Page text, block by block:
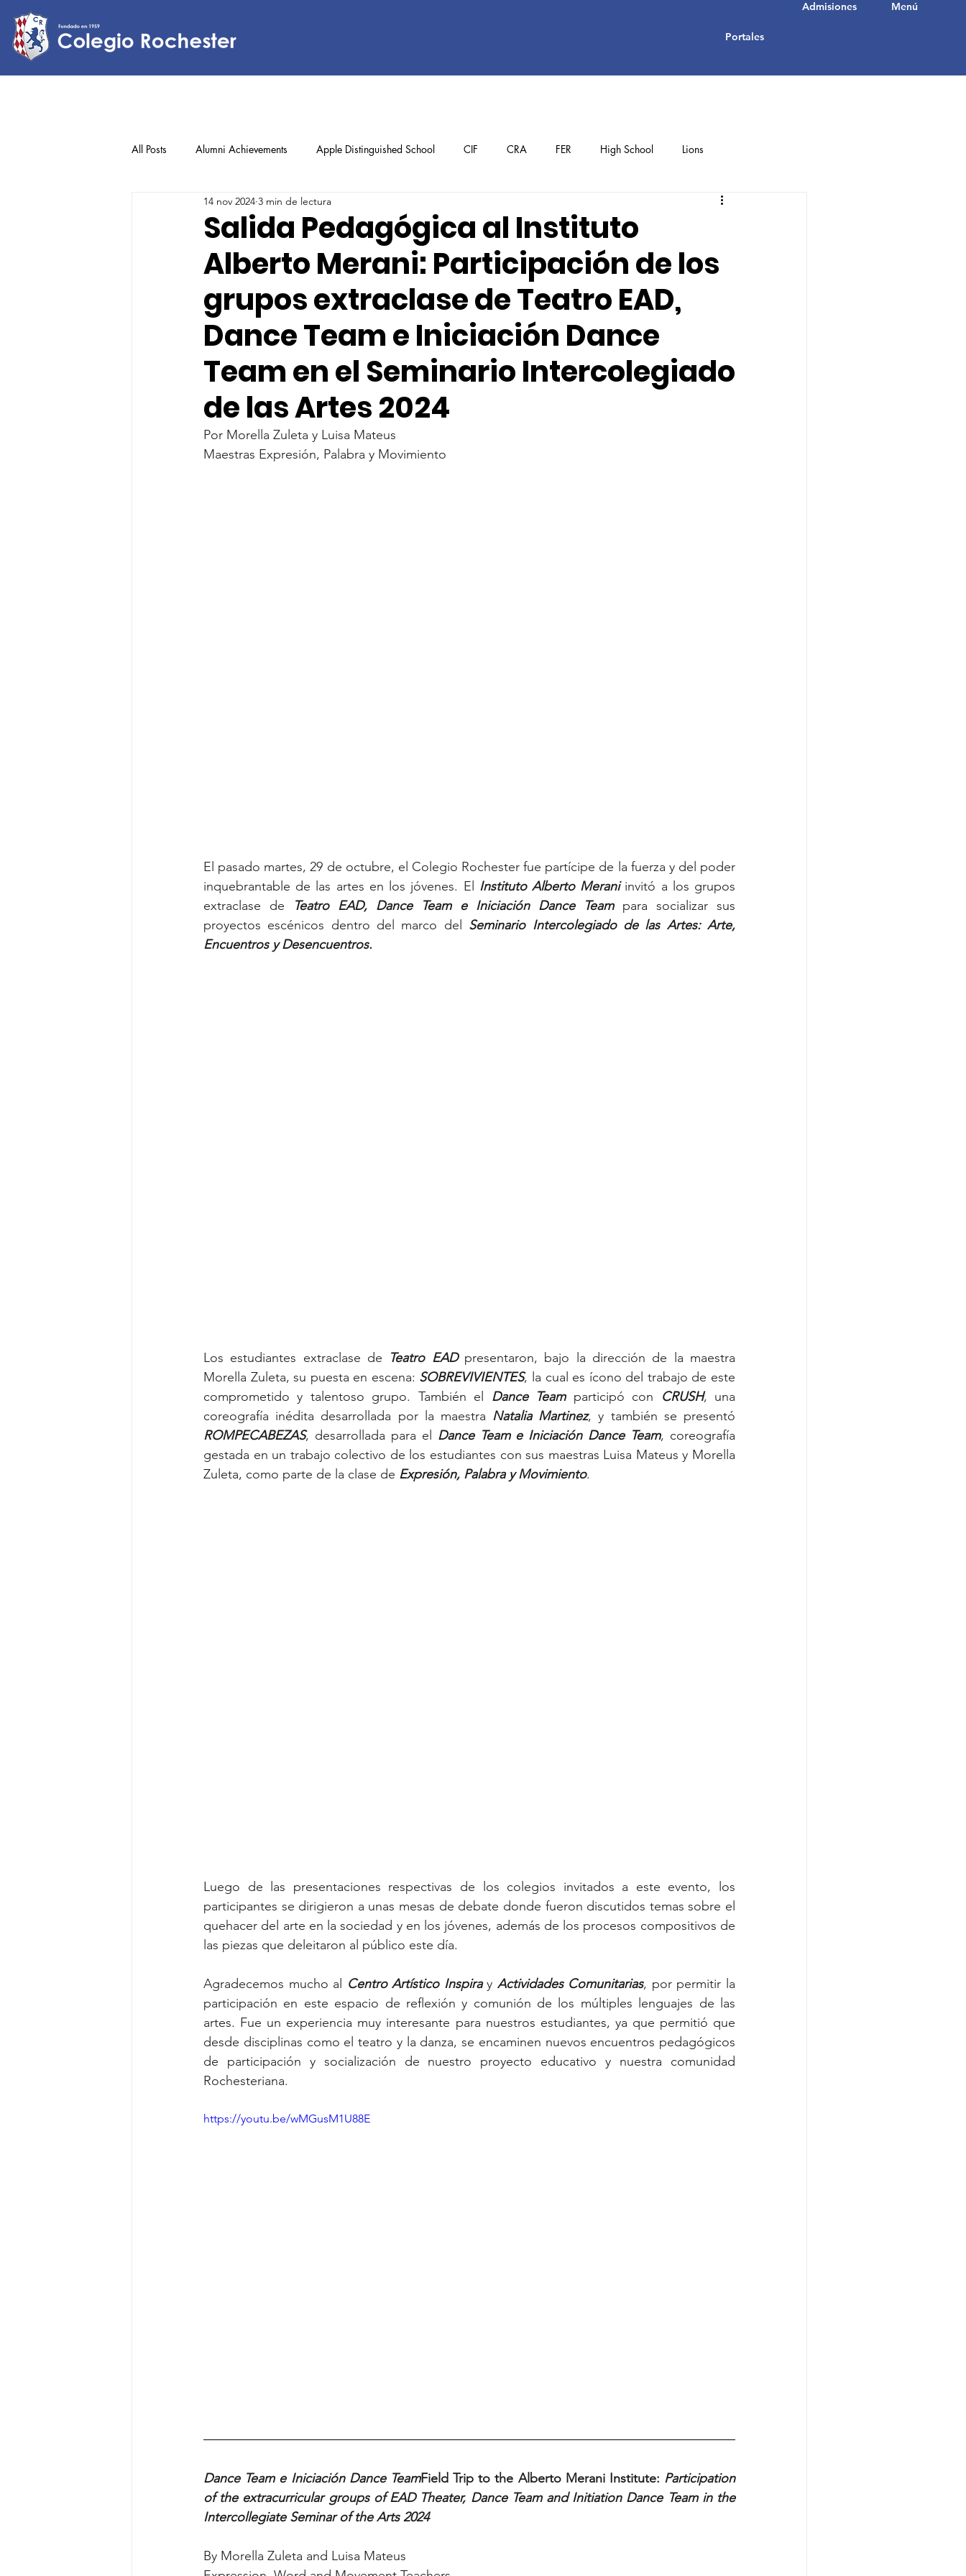
Portales
Menú
Admisiones
All Posts Alumni Achievements Apple Distinguished School CIF CRA FER High School Lions
Lower Elementary Middle School Student Achievements
Upper Elementary
Salida Pedagógica al Instituto
Alberto Merani: Participación de los
grupos extraclase de Teatro EAD,
Dance Team e Iniciación Dance
Team en el Seminario Intercolegiado
de las Artes 2024
14 nov 2024 3 min de lectura
Por Morella Zuleta y Luisa Mateus
Maestras Expresión, Palabra y Movimiento
El pasado martes, 29 de octubre, el Colegio Rochester fue partícipe de la fuerza y del poder
inquebrantable de las artes en los jóvenes. El Instituto Alberto Merani invitó a los grupos
extraclase de
Teatro EAD, Dance Team e Iniciación Dance Team para socializar sus
proyectos escénicos dentro del marco del Seminario Intercolegiado de las Artes: Arte,
Encuentros y Desencuentros.
Los estudiantes extraclase de Teatro EAD presentaron, bajo la dirección de la maestra
Morella Zuleta, su puesta en escena: SOBREVIVIENTES, la cual es ícono del trabajo de este
comprometido y talentoso grupo. También el Dance Team participó con CRUSH, una
coreografía inédita desarrollada por la maestra Natalia Martinez
ROMPECABEZAS, desarrollada para el Dance Team e Iniciación Dance Team, coreografía
gestada en un trabajo colectivo de los estudiantes con sus maestras Luisa Mateus y Morella
Zuleta, como parte de la clase de Expresión, Palabra y Movimiento.
Luego de las presentaciones respectivas de los colegios invitados a este evento, los
participantes se dirigieron a unas mesas de debate donde fueron discutidos temas sobre el
quehacer del arte en la sociedad y en los jóvenes, además de los procesos compositivos de
las piezas que deleitaron al público este día.
Agradecemos mucho al Centro Artístico Inspira y Actividades Comunitarias, por permitir la
participación en este espacio de reflexión y comunión de los múltiples lenguajes de las
artes. Fue un experiencia muy interesante para nuestros estudiantes, ya que permitió que
desde disciplinas como el teatro y la danza, se encaminen nuevos encuentros pedagógicos
de participación y socialización de nuestro proyecto educativo y nuestra comunidad
Rochesteriana.
https://youtu.be/wMGusM1U88E
Dance Team e Iniciación Dance TeamField Trip to the Alberto Merani Institute: Participation
of the extracurricular groups of EAD Theater, Dance Team and Initiation Dance Team in the
Intercollegiate Seminar of the Arts 2024
By Morella Zuleta and Luisa Mateus